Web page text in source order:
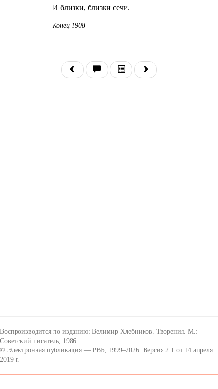
И близки, близки сечи.
Конец 1908
Воспроизводится по изданию: Велимир Хлебников. Творения. М.:
Советский писатель, 1986.
© Электронная публикация — РВБ, 1999–2026. Версия 2.1 от 14 апреля
2019 г.